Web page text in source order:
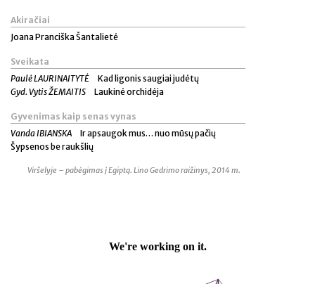
Akiračiai
Joana Pranciška Šantalietė
Sveikata
Paulė LAURINAITYTĖ
Kad ligonis saugiai judėtų
Gyd. Vytis ŽEMAITIS
Laukinė orchidėja
Gyvenimas kaip senas vynas
Vanda IBIANSKA
Ir apsaugok mus… nuo mūsų pačių
Šypsenos be raukšlių
Viršelyje – pabėgimas į Egiptą. Lino Gedrimo raižinys, 2014 m.